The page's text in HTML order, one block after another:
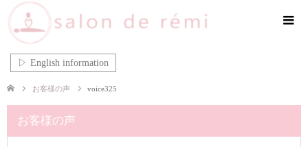
▷ English information
お客様の声 voice325
お客様の声